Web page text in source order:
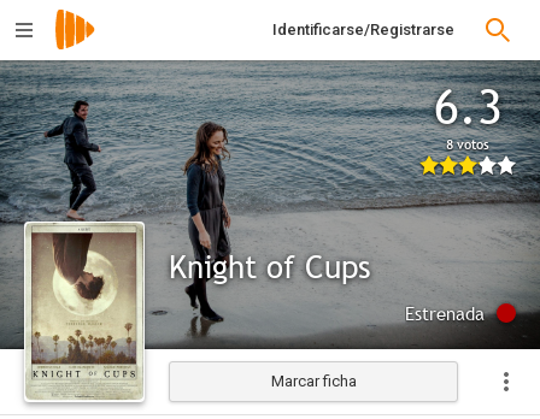
Identificarse/Registrarse
6.3
8 votos
Knight of Cups
Estrenada
Marcar ficha